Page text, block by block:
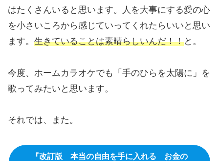
はたくさんいると思います。人を大事にする愛の心
を小さいころから感じていってくれたらいいと思い
ます。 生きていることは素晴らしいんだ！！と。
今度、ホームカラオケでも「手のひらを太陽に」を
歌ってみたいと思います。
それでは、また。
『改訂版 本当の自由を手に入れる お金の